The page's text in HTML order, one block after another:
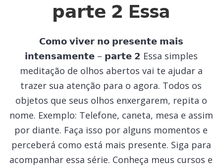
𝗽𝗮𝗿𝘁𝗲 𝟮 Essa
𝗖𝗼𝗺𝗼 𝘃𝗶𝘃𝗲𝗿 𝗻𝗼 𝗽𝗿𝗲𝘀𝗲𝗻𝘁𝗲 𝗺𝗮𝗶𝘀
𝗶𝗻𝘁𝗲𝗻𝘀𝗮𝗺𝗲𝗻𝘁𝗲 – 𝗽𝗮𝗿𝘁𝗲 𝟮 Essa simples
meditação de olhos abertos vai te ajudar a
trazer sua atenção para o agora. Todos os
objetos que seus olhos enxergarem, repita o
nome. Exemplo: Telefone, caneta, mesa e assim
por diante. Faça isso por alguns momentos e
perceberá como está mais presente. Siga para
acompanhar essa série. Conheça meus cursos e